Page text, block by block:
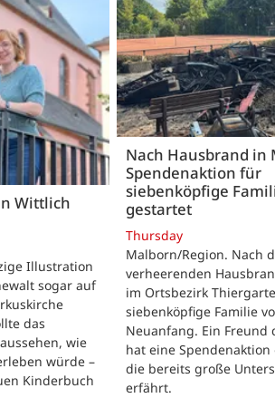
Wittlich
Illustration
sogar auf
das
wie
würde –
Kinderbuch
Nach Hausbrand in
Spendenaktion für
siebenköpfige
gestartet
Thursday
Malborn/Region. Nach
verheerenden
im Ortsbezirk
siebenköpfige Familie
Neuanfang. Ein Freund
hat eine Spendenaktion
die bereits große
erfährt.